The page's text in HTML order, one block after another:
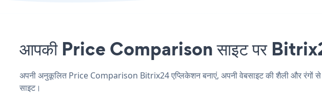
आपकी Price Comparison साइट पर
अपनी अनुकूलित Price Comparison Bitrix24 एप्लिकेशन बनाएं, अपनी वेबसाइट की शैली और रंगों
साइट।